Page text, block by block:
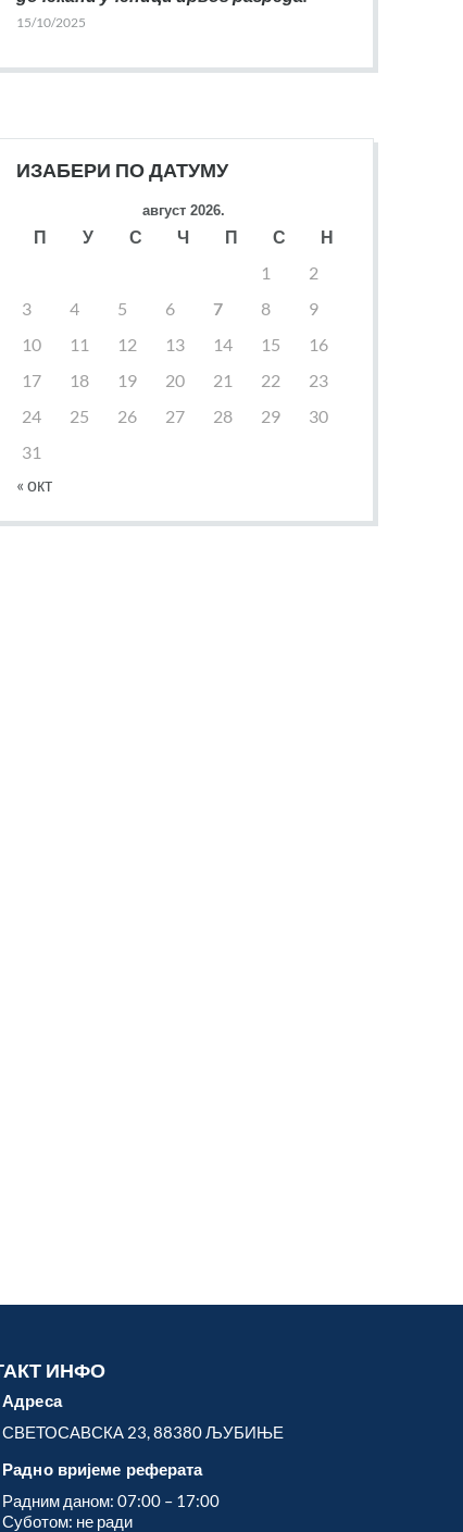
15/10/2025
ИЗАБЕРИ ПО ДАТУМУ
август 2026.
П У С Ч П С
Н
1
2
3
4 5 6 7 8
9
10
11 12 13 14 15
16
17
18 19 20 21 22
23
24
25 26 27 28 29
30
31
« окт
ИНФО
Адреса
СВЕТОСАВСКА 23, 88380 ЉУБИЊЕ
Радно вријеме реферата
Радним даном: 07:00 – 17:00
Суботом: не ради